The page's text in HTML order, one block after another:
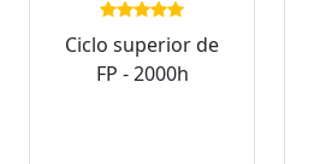
Ciclo superior de
FP - 2000h